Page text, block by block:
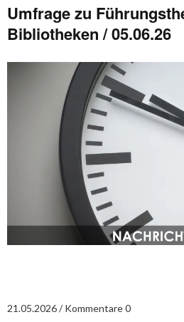
Umfrage zu
Bibliotheken / 05.06.26
21.05.2026 Kommentare 0